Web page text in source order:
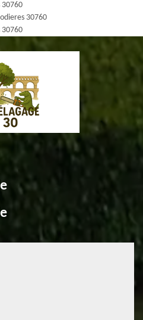
30760
30760
30760